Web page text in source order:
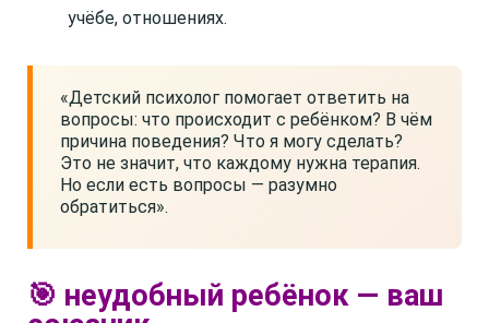
учёбе, отношениях.
«Детский психолог помогает ответить на
вопросы: что происходит с ребёнком? В чём
причина поведения? Что я могу сделать?
Это не значит, что каждому нужна терапия.
Но если есть вопросы — разумно
обратиться».
🎯 неудобный ребёнок — ваш